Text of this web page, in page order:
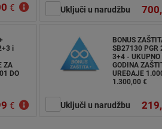
€ Uključi u narudžbu
i
ZA
DO
€
BONUS
SB27130 PGR
3+4 - UKUPNO
GODINA
UREĐAJE
1.300,00 €
Uključi u narudžbu